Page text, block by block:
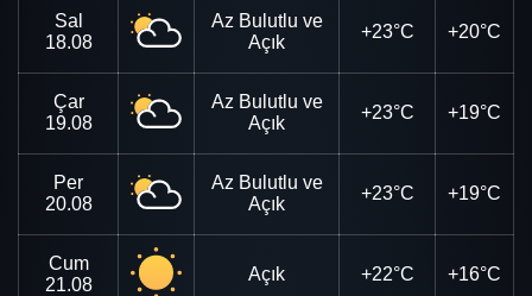
Sal
18.08
Az Bulutlu ve
Açık
+23°C +20°C
Çar
19.08
Az Bulutlu ve
Açık
+23°C +19°C
Per
20.08
Az Bulutlu ve
Açık
+23°C +19°C
Cum
21.08
Açık +22°C +16°C